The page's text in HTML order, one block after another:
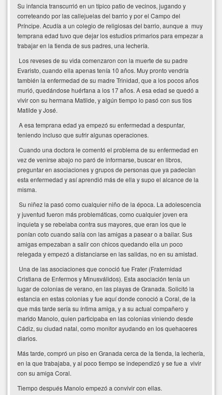
Su infancia transcurrió en un típico patio de vecinos, jugando y
correteando por las callejuelas del barrio y por el Campo del
Príncipe. Acudía a un colegio de religiosas del barrio, aunque a muy
temprana edad tuvo que dejar los estudios primarios para empezar a
trabajar en la tienda de sus padres, una lechería.
Los reveses de su vida comenzaron con la muerte de su padre
Evaristo, cuando ella apenas tenía 10 años. Muy pronto vendría
también la enfermedad de su madre Trinidad, que a los pocos años
murió, quedándose huérfana a los 17 años. A esa edad se quedó a
vivir con su hermana Matilde, y algún tiempo lo pasó con sus tíos
Matilde y José.
A esa temprana edad ya empezó su enfermedad a despuntar,
teniendo incluso que sufrir algunas operaciones.
Cuando una doctora le comentó el problema de su enfermedad en
vez de venirse abajo no paró de informarse, buscar en libros,
preguntar en asociaciones y grupos de personas que ya padecían
esta enfermedad y así aprendió más de ella y supo el alcance de la
misma.
Su niñez la pasó como cualquier niño de la época. La adolescencia
y juventud fueron más problemáticas, como cualquier joven era
inquieta y se rebelaba contra sus mayores, que eran los que le
ponían coto cuando salía con las amigas a pasear o a bailar. Sus
amigas empezaban a salir con chicos quedando ella un poco
relegada y empezó a distanciarse en las salidas, no en su amistad.
Una de las asociaciones que conoció fue Frater (Fraternidad
Cristiana de Enfermos y Minusválidos). Esta asociación tenía un
lugar de colonias de verano, en las playas de Granada. Solicitó la
estancia en estas colonias y fue aquí donde conoció a Coral, de la
que más tarde sería su íntima amiga, y a su actual compañero y
marido Manolo, quien participaba en las colonias viniendo desde
Cádiz, su ciudad natal, como monitor ayudando en los quehaceres
diarios.
Más tarde, compró un piso en Granada cerca de la tienda, la lechería,
en la que trabajaba, y al poco tiempo se independizó y se fue a vivir
con su amiga Coral.
Tiempo después Manolo empezó a convivir con ellas.